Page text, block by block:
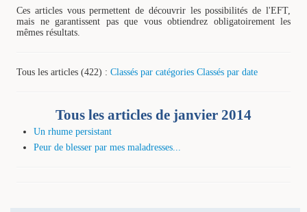
Ces articles vous permettent de découvrir les possibilités de l'EFT,
mais ne garantissent pas que vous obtiendrez obligatoirement les
mêmes résultats.
Tous les articles (422) : Classés par catégories Classés par date
Tous les articles de janvier 2014
Un rhume persistant
Peur de blesser par mes maladresses...